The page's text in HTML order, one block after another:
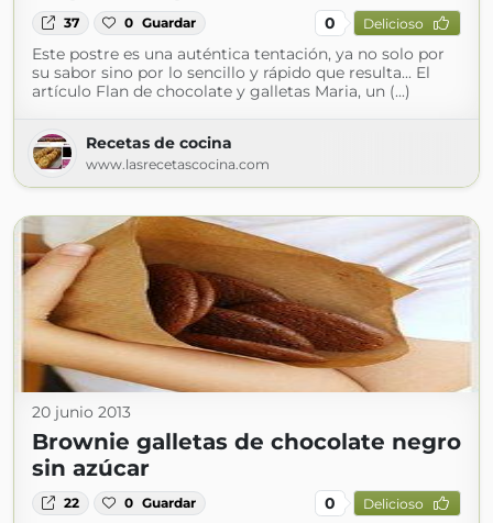
37 0 Guardar 0 Delicioso
Este postre es una auténtica tentación, ya no solo por
su sabor sino por lo sencillo y rápido que resulta... El
artículo Flan de chocolate y galletas Maria, un (...)
Recetas de cocina
www.lasrecetascocina.com
20 junio 2013
Brownie galletas de chocolate negro
sin azúcar
22 0 Guardar 0 Delicioso